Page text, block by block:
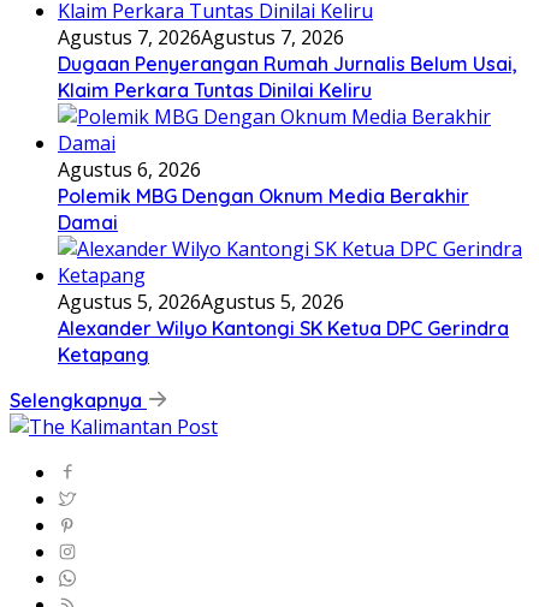
Agustus 7, 2026Agustus 7, 2026
Dugaan Penyerangan Rumah Jurnalis Belum Usai,
Klaim Perkara Tuntas Dinilai Keliru
Agustus 6, 2026
Polemik MBG Dengan Oknum Media Berakhir
Damai
Agustus 5, 2026Agustus 5, 2026
Alexander Wilyo Kantongi SK Ketua DPC Gerindra
Ketapang
Selengkapnya